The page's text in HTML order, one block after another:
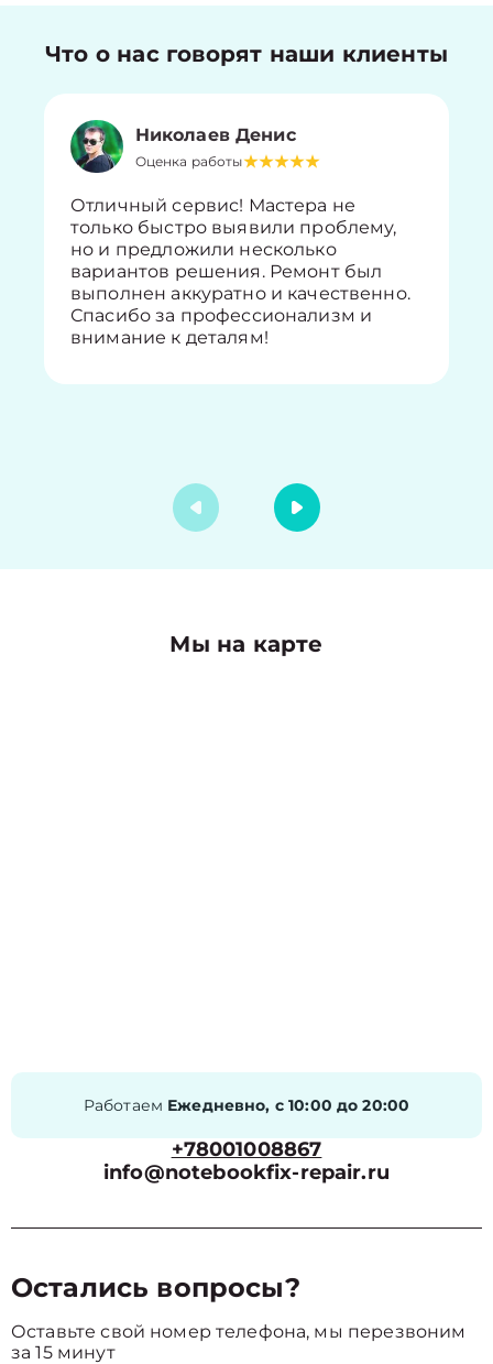
Что о нас говорят наши клиенты
Николаев Денис
Оценка работы
Отличный сервис! Мастера не
только быстро выявили проблему,
но и предложили несколько
вариантов решения. Ремонт был
выполнен аккуратно и качественно.
Спасибо за профессионализм и
внимание к деталям!
Мы на карте
Работаем Ежедневно, с 10:00 до 20:00
+78001008867
info@notebookfix-repair.ru
Остались вопросы?
Оставьте свой номер телефона, мы перезвоним
за 15 минут